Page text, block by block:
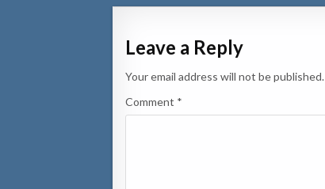
Leave a Reply
Your email address will not be published.
Comment *